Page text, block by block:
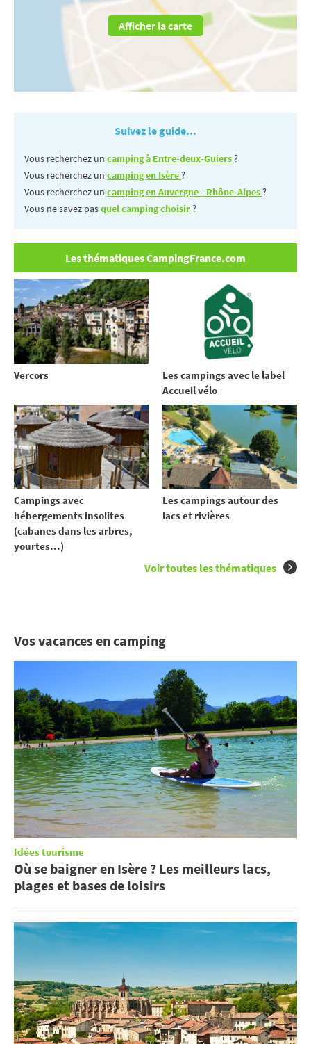
Afficher la carte
Suivez le guide...
Vous recherchez un camping à Entre-deux-Guiers?
Vous recherchez un camping en Isère?
Vous recherchez un camping en Auvergne - Rhône-Alpes?
Vous ne savez pasquel camping choisir?
Les thématiques CampingFrance.com
Vercors
Les campings avec le label
Accueil vélo
Campings avec
hébergements insolites
(cabanes dans les arbres,
yourtes...)
Les campings autour des
lacs et rivières
Voir toutes les thématiques
Vos vacances en camping
Idées tourisme
Où se baigner en Isère ? Les meilleurs lacs,
plages et bases de loisirs